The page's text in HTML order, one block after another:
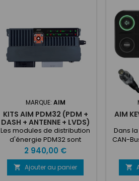
MARQUE: AIM
KITS AIM PDM32 (PDM +
DASH + ANTENNE + LVDS)
Les modules de distribution
d'énergie PDM32 sont
conçus pour distribuer
l'énergie à plusieurs circuits
de votre véhicule,
remplaçant facilement les
Prix
2 940,00 €
 Ajouter au panier
AIM
Dans
CAN-
à l'eau
K6,
